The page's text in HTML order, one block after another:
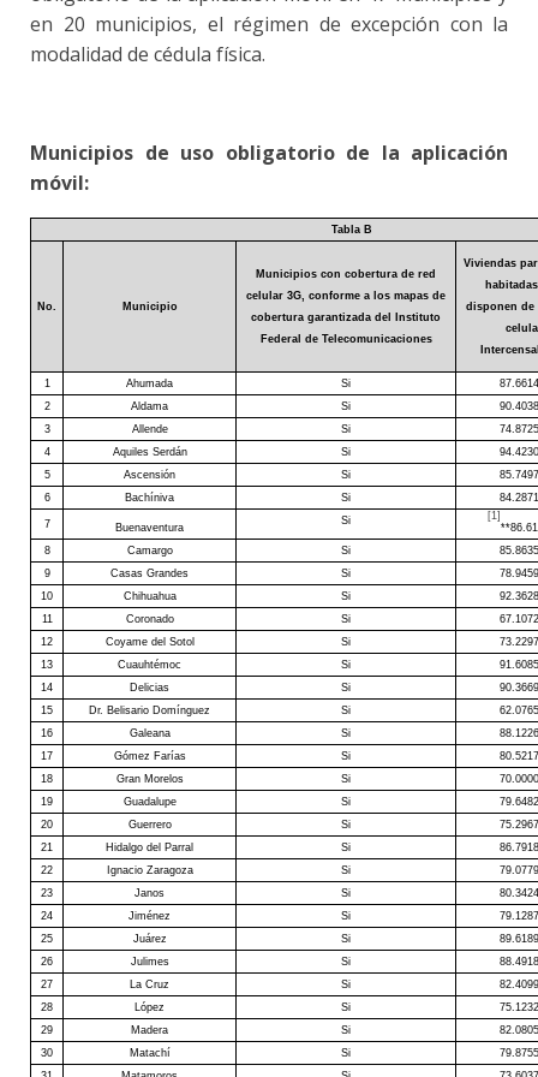
en 20 municipios, el régimen de excepción con la
modalidad de cédula física.
Municipios de uso obligatorio de la aplicación
móvil:
Tabla B
No. Municipio
Municipios con cobertura de red
celular 3G, conforme a los mapas de
cobertura garantizada del Instituto
Federal de Telecomunicaciones
Viviendas
disponen de
1 Ahumada Si
2
Aldama Si
3
Allende Si
4
Aquiles Serdán Si
5
Ascensión Si
6
Bachíniva Si
7 Buenaventura
Si
[1]
8
Camargo Si
9
Casas Grandes Si
10
Chihuahua Si
11
Coronado Si
12
Coyame del Sotol Si
13
Cuauhtémoc Si
14
Delicias Si
15
Dr. Belisario Domínguez Si
16
Galeana Si
17
Gómez Farías Si
18
Gran Morelos Si
19
Guadalupe Si
20
Guerrero Si
21
Hidalgo del Parral Si
22
Ignacio Zaragoza Si
23
Janos Si
24
Jiménez Si
25
Juárez Si
26
Julimes Si
27
La Cruz Si
28
López Si
29
Madera Si
30
Matachí Si